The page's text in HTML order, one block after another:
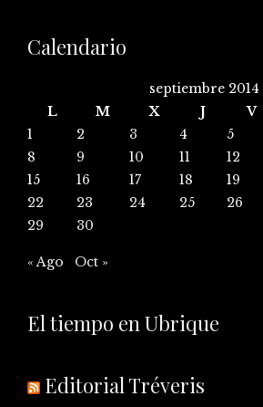
Calendario
septiembre 2014
L
M X J V
1
2 3 4 5
8
9 10 11 12
15
16 17 18 19
22
23 24 25 26
29
30
« Ago Oct »
El tiempo en Ubrique
Editorial Tréveris